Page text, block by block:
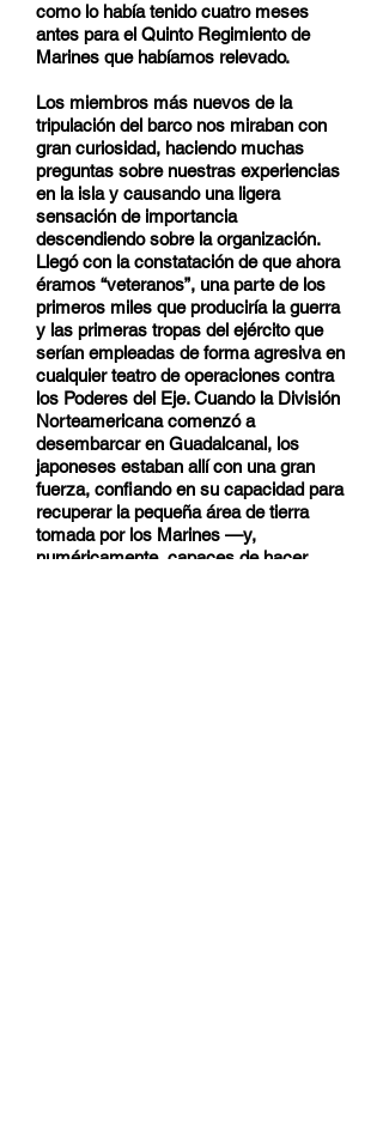
como lo había tenido cuatro meses
antes para el Quinto Regimiento de
Marines que habíamos relevado.
Los miembros más nuevos de la
tripulación del barco nos miraban con
gran curiosidad, haciendo muchas
preguntas sobre nuestras experiencias
en la isla y causando una ligera
sensación de importancia
descendiendo sobre la organización.
Llegó con la constatación de que ahora
éramos “veteranos”, una parte de los
primeros miles que produciría la guerra
y las primeras tropas del ejército que
serían empleadas de forma agresiva en
cualquier teatro de operaciones contra
los Poderes del Eje. Cuando la División
Norteamericana comenzó a
desembarcar en Guadalcanal, los
japoneses estaban allí con una gran
fuerza, confiando en su capacidad para
recuperar la pequeña área de tierra
tomada por los Marines —y,
numéricamente, capaces de hacer